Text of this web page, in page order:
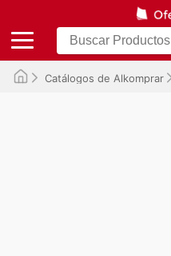
Catálogos de Alkomprar